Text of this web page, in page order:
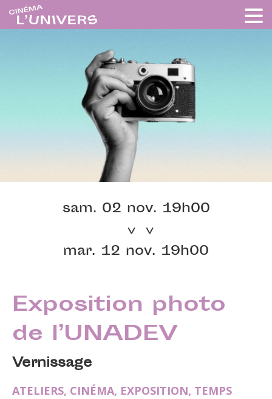
sam. 02 nov. 19h00
mar. 12 nov. 19h00
Exposition photo
de l’UNADEV
Vernissage
ATELIERS, CINÉMA, EXPOSITION, TEMPS